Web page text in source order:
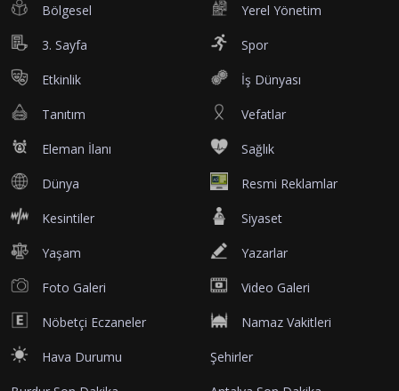
Bölgesel Yerel Yönetim
3. Sayfa Spor
Etkinlik İş Dünyası
Tanıtım Vefatlar
Eleman İlanı Sağlık
Dünya Resmi Reklamlar
Kesintiler Siyaset
Yaşam Yazarlar
Foto Galeri Video Galeri
Nöbetçi Eczaneler Namaz Vakitleri
Hava Durumu Şehirler